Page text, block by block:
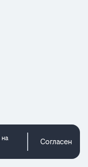
на
Согласен